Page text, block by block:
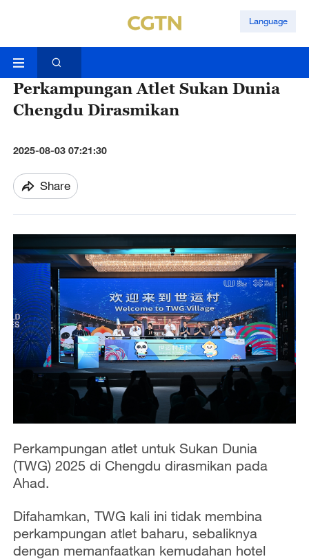
Language
Perkampungan Atlet Sukan Dunia
Chengdu Dirasmikan
2025-08-03 07:21:30
Share
Perkampungan atlet untuk Sukan Dunia
(TWG) 2025 di Chengdu dirasmikan pada
Ahad.
Difahamkan, TWG kali ini tidak membina
perkampungan atlet baharu, sebaliknya
dengan memanfaatkan kemudahan hotel